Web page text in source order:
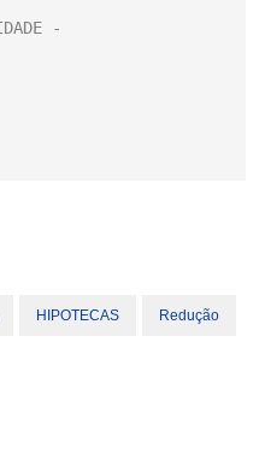
HIPOTECAS Redução